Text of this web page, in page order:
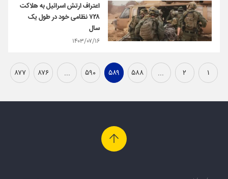
اعتراف ارتش اسرائیل به هلاکت
۷۲۸ نظامی خود در طول یک
سال
۱۴۰۳/۰۷/۱۶
۱ ۲ ... ۵۸۸ ۵۸۹ ۵۹۰ ... ۸۷۶ ۸۷۷